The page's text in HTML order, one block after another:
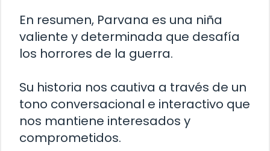
En resumen, Parvana es una niña
valiente y determinada que desafía
los horrores de la guerra.
Su historia nos cautiva a través de un
tono conversacional e interactivo que
nos mantiene interesados y
comprometidos.